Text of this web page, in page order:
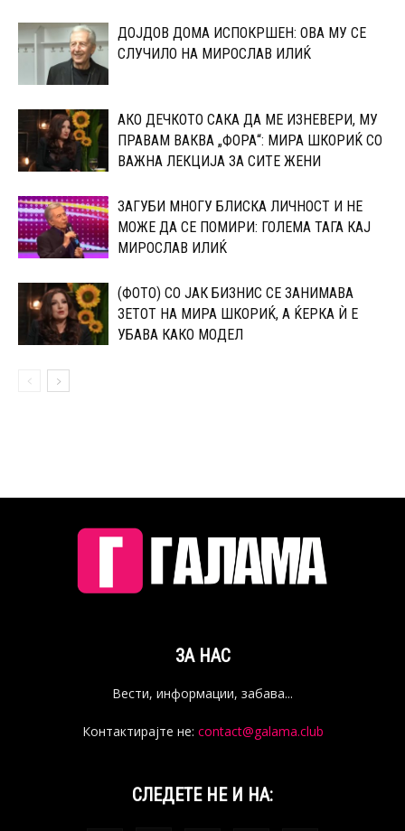
ДОЈДОВ ДОМА ИСПОКРШЕН: ОВА МУ СЕ
СЛУЧИЛО НА МИРОСЛАВ ИЛИЌ
АКО ДЕЧКОТО САКА ДА МЕ ИЗНЕВЕРИ, МУ
ПРАВАМ ВАКВА „ФОРА“: МИРА ШКОРИЌ СО
ВАЖНА ЛЕКЦИЈА ЗА СИТЕ ЖЕНИ
ЗАГУБИ МНОГУ БЛИСКА ЛИЧНОСТ И НЕ
МОЖЕ ДА СЕ ПОМИРИ: ГОЛЕМА ТАГА КАЈ
МИРОСЛАВ ИЛИЌ
(ФОТО) СО ЈАК БИЗНИС СЕ ЗАНИМАВА
ЗЕТОТ НА МИРА ШКОРИЌ, А ЌЕРКА Ѝ Е
УБАВА КАКО МОДЕЛ
ЗА НАС
Вести, информации, забава...
Контактирајте не: contact@galama.club
СЛЕДЕТЕ НЕ И НА: